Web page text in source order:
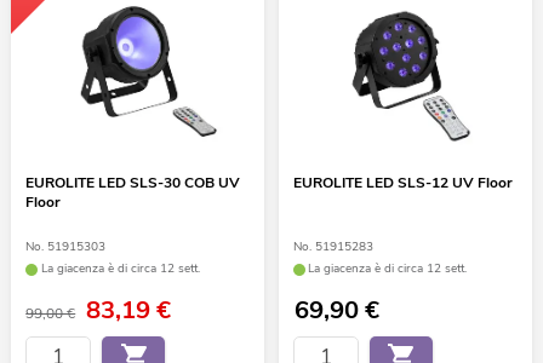
EUROLITE LED SLS-30 COB UV
Floor
No. 51915303
La giacenza è di circa 12 sett.
99,00 € 83,19€
EUROLITE LED SLS-12 UV Floor
No. 51915283
La giacenza è di circa 12 sett.
69,90€